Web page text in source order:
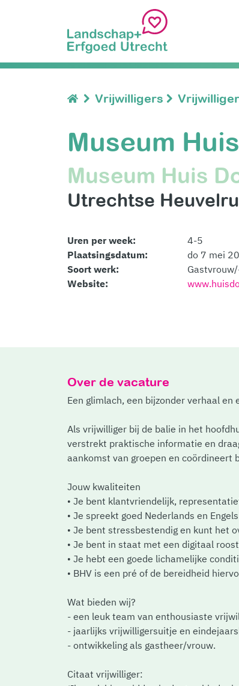
Vrijwilligers
Museum
Museum Huis
Utrechtse
Uren per week:
4-5
Plaatsingsdatum:
do 7 mei
Soort werk:
Website:
Over de vacature
Een glimlach, een bijzonder verhaal
Als vrijwilliger bij de balie in het
verstrekt praktische informatie en
aankomst van groepen en coördineert
Jouw kwaliteiten
• Je bent klantvriendelijk,
• Je spreekt goed Nederlands en
• Je bent stressbestendig en kunt het
• Je bent in staat met een digitaal
• Je hebt een goede lichamelijke
• BHV is een pré of de bereidheid
Wat bieden wij?
- een leuk team van enthousiaste
- jaarlijks vrijwilligersuitje en
- ontwikkeling als gastheer/vrouw.
Citaat vrijwilliger: